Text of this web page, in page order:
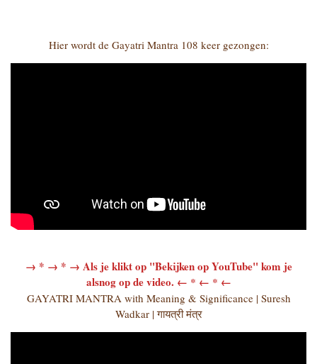
Hier wordt de Gayatri Mantra 108 keer gezongen:
→ * → * → Als je klikt op "Bekijken op YouTube" kom je
alsnog op de video. ← * ← * ←
GAYATRI MANTRA with Meaning & Significance | Suresh
Wadkar | गायत्री मंत्र